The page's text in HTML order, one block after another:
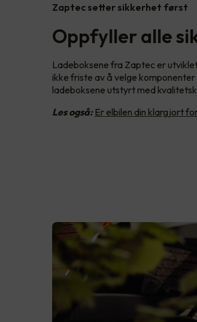
Zaptec setter sikkerhet først
Oppfyller alle
Ladeboksene fra Zaptec er
ikke friste av å velge
ladeboksene utstyrt med
Les også: Er elbilen din klargjort